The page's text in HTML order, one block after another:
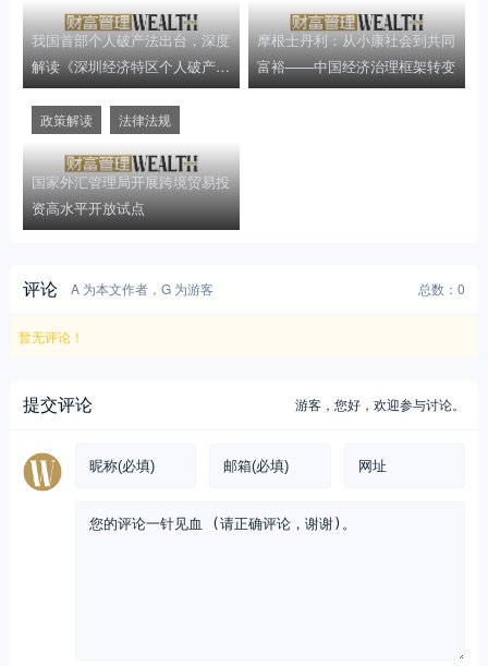
我国首部个人破产法出台，深度
解读《深圳经济特区个人破产条
例》
摩根士丹利：从小康社会到共同
富裕——中国经济治理框架转变
国家外汇管理局开展跨境贸易投
资高水平开放试点
政策解读 法律法规
评论 A 为本文作者，G 为游客 总数：0
暂无评论！
提交评论 游客，您好，欢迎参与讨论。